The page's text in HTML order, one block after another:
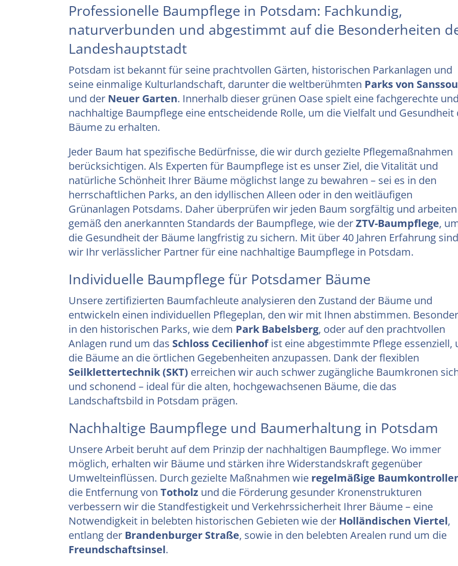
Professionelle Baumpflege in Potsdam: Fachkundig,
naturverbunden und abgestimmt auf die Besonderheiten
Landeshauptstadt
Potsdam ist bekannt für seine prachtvollen Gärten, historischen Parkanlagen und
seine einmalige Kulturlandschaft, darunter die weltberühmten Parks von
und der Neuer Garten. Innerhalb dieser grünen Oase spielt eine fachgerechte und
nachhaltige Baumpflege eine entscheidende Rolle, um die Vielfalt und Gesundheit
Bäume zu erhalten.
Jeder Baum hat spezifische Bedürfnisse, die wir durch gezielte Pflegemaßnahmen
berücksichtigen. Als Experten für Baumpflege ist es unser Ziel, die Vitalität und
natürliche Schönheit Ihrer Bäume möglichst lange zu bewahren – sei es in den
herrschaftlichen Parks, an den idyllischen Alleen oder in den weitläufigen
Grünanlagen Potsdams. Daher überprüfen wir jeden Baum sorgfältig und arbeiten
gemäß den anerkannten Standards der Baumpflege, wie derZTV-Baumpflege,
die Gesundheit der Bäume langfristig zu sichern. Mit über 40 Jahren Erfahrung sind
wir Ihr verlässlicher Partner für eine nachhaltige Baumpflege in Potsdam.
Individuelle Baumpflege für Potsdamer Bäume
Unsere zertifizierten Baumfachleute analysieren den Zustand der Bäume und
entwickeln einen individuellen Pflegeplan, den wir mit Ihnen abstimmen.
in den historischen Parks, wie dem Park Babelsberg, oder auf den prachtvollen
Anlagen rund um das Schloss Cecilienhofist eine abgestimmte Pflege essenziell,
die Bäume an die örtlichen Gegebenheiten anzupassen. Dank der flexiblen
Seilklettertechnik (SKT) erreichen wir auch schwer zugängliche Baumkronen
und schonend – ideal für die alten, hochgewachsenen Bäume, die das
Landschaftsbild in Potsdam prägen.
Nachhaltige Baumpflege und Baumerhaltung in Potsdam
Unsere Arbeit beruht auf dem Prinzip der nachhaltigen Baumpflege. Wo immer
möglich, erhalten wir Bäume und stärken ihre Widerstandskraft gegenüber
Umwelteinflüssen. Durch gezielte Maßnahmen wie regelmäßige
die Entfernung vonTotholz und die Förderung gesunder Kronenstrukturen
verbessern wir die Standfestigkeit und Verkehrssicherheit Ihrer Bäume – eine
Notwendigkeit in belebten historischen Gebieten wie der Holländischen Viertel,
entlang der Brandenburger Straße, sowie in den belebten Arealen rund um die
Freundschaftsinsel.